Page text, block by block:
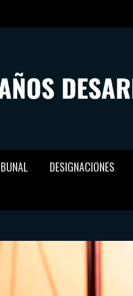
DESIGNACIONES